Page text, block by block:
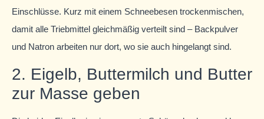
Einschlüsse. Kurz mit einem Schneebesen trockenmischen,
damit alle Triebmittel gleichmäßig verteilt sind – Backpulver
und Natron arbeiten nur dort, wo sie auch hingelangt sind.
2. Eigelb, Buttermilch und Butter
zur Masse geben